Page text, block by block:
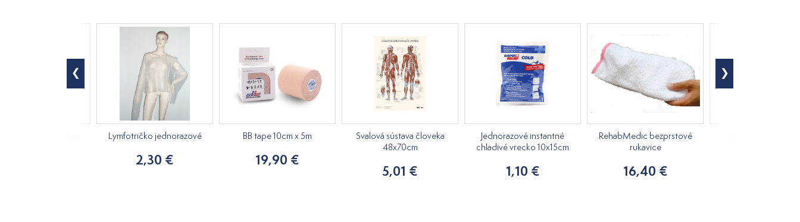
Lymfotričko jednorazové
2,30 €
BB tape 10cm x 5m
19,90 €
Svalová sústava človeka
48x70cm
5,01 €
Jednorazové instantné
chladivé vrecko 10x15cm
1,10 €
RehabMedic bezprstové
rukavice
16,40 €